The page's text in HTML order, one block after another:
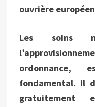
ouvrière
Les soins
fondamental. Il